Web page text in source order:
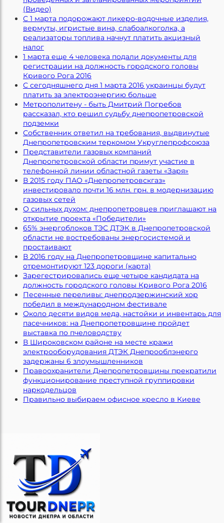
(Видео)
С 1 марта подорожают ликеро-водочные изделия,
вермуты, игристые вина, слабоалкоголка, а
реализаторы топлива начнут платить акцизный
налог
1 марта еще 4 человека подали документы для
регистрации на должность городского головы
Кривого Рога 2016
С сегодняшнего дня 1 марта 2016 украинцы будут
платить за электроэнергию больше
Метрополитену - быть Дмитрий Погребов
рассказал, кто решил судьбу днепропетровской
подземки
Собственник ответил на требования, выдвинутые
Днепропетровским теркомом Укруглепрофсоюза
Представители газовых компаний
Днепропетровской области примут участие в
телефонной линии областной газеты «Заря»
В 2015 году ПАО «Днепропетровскгаз»
инвестировало почти 16 млн. грн. в модернизацию
газовых сетей
О сильных духом: днепропетровцев приглашают на
открытие проекта «Победители»
65% энергоблоков ТЭС ДТЭК в Днепропетровской
области не востребованы энергосистемой и
простаивают
В 2016 году на Днепропетровщине капитально
отремонтируют 123 дороги (карта)
Зарегестрировались еще четыре кандидата на
должность городского головы Кривого Рога 2016
Песенные переливы: днепродзержинский хор
победил в международном фестивале
Около десяти видов меда, настойки и инвентарь для
пасечников: на Днепропетровщине пройдет
выставка по пчеловодству
В Широковском районе на месте кражи
электрооборудования ДТЭК Днепрооблэнерго
задержаны 6 злоумышленников
Правоохранители Днепропетровщины прекратили
функционирование преступной группировки
наркодельцов
Правильно выбираем офисное кресло в Киеве